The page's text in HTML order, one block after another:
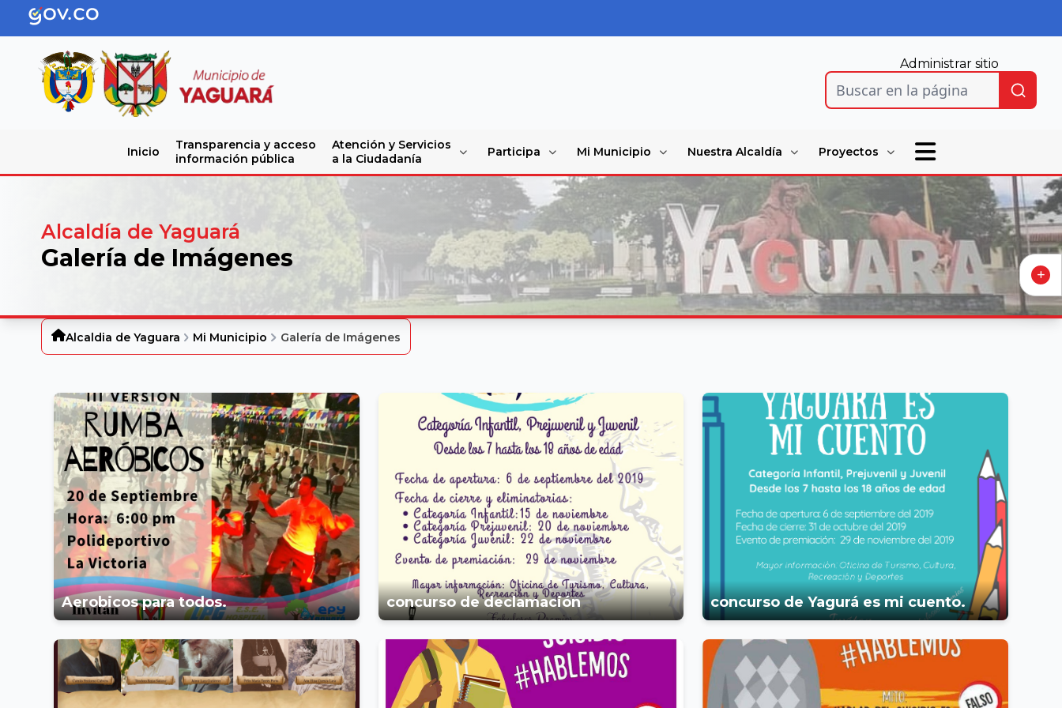
Administrar sitio
Buscar en la página
Inicio
Transparencia y acceso
información pública
Atención y Servicios
a la Ciudadanía
Participa Mi Municipio Nuestra Alcaldía Proyectos
Alcaldía de Yaguará
Galería de Imágenes
Alcaldia de Yaguara Mi Municipio Galería de Imágenes
Aerobicos para todos. concurso de declamación concurso de Yagurá es mi cuento.